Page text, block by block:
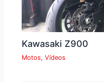
Kawasaki Z900
Motos,Vídeos